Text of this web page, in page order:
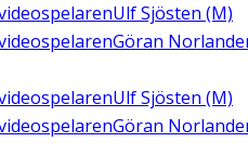
Ulf Sjösten (M)
Göran
Ulf Sjösten (M)
Göran